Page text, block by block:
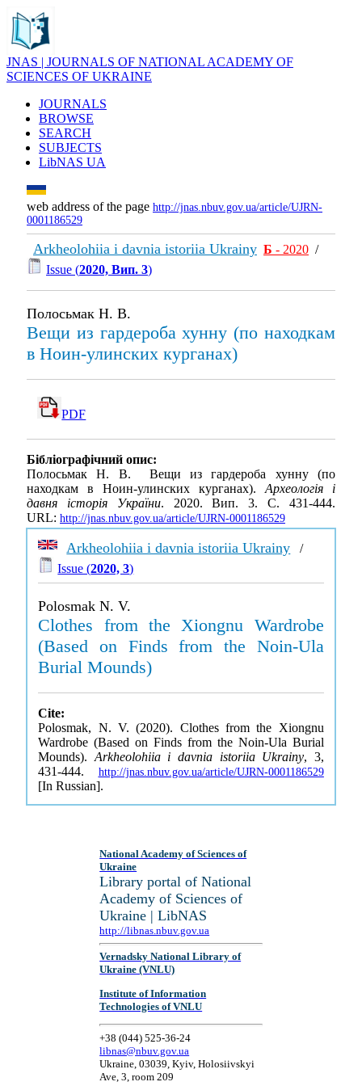
JNAS | JOURNALS OF NATIONAL ACADEMY OF
SCIENCES OF UKRAINE
JOURNALS
BROWSE
SEARCH
SUBJECTS
LibNAS UA
web address of the page http://jnas.nbuv.gov.ua/article/UJRN-
0001186529
Arkheolohiia i davnia istoriia Ukrainy Б - 2020 /
Issue (2020, Вип. 3)
Полосьмак Н. В.
Вещи из гардероба хунну (по находкам
в Ноин-улинских курганах)
PDF
Бібліографічний опис:
Полосьмак Н. В. Вещи из гардероба хунну (по
находкам в Ноин-улинских курганах).Археологія і
давня історія України. 2020. Вип. 3. С. 431-444.
URL: http://jnas.nbuv.gov.ua/article/UJRN-0001186529
Arkheolohiia i davnia istoriia Ukrainy /
Issue (2020, 3)
Polosmak N. V.
Clothes from the Xiongnu Wardrobe
(Based on Finds from the Noin-Ula
Burial Mounds)
Cite:
Polosmak, N. V. (2020). Clothes from the Xiongnu
Wardrobe (Based on Finds from the Noin-Ula Burial
Mounds). Arkheolohiia i davnia istoriia Ukrainy, 3,
431-444. http://jnas.nbuv.gov.ua/article/UJRN-0001186529
[In Russian].
National Academy of Sciences of
Ukraine
Library portal of National
Academy of Sciences of
Ukraine | LibNAS
http://libnas.nbuv.gov.ua
Vernadsky National Library of
Ukraine (VNLU)
Institute of Information
Technologies of VNLU
+38 (044) 525-36-24
libnas@nbuv.gov.ua
Ukraine, 03039, Kyiv, Holosiivskyi
Ave, 3, room 209